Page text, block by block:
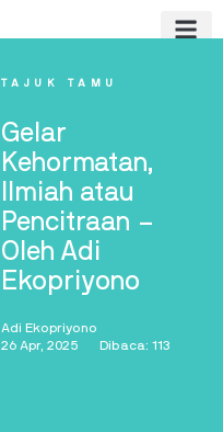
TAJUK TAMU
Gelar
Kehormatan,
Ilmiah atau
Pencitraan –
Oleh Adi
Ekopriyono
Adi Ekopriyono
26 Apr, 2025
Dibaca: 113